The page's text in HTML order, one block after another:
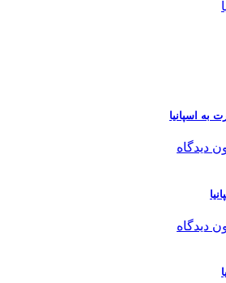
به اسپانیا
دیدگاه
دیدگاه